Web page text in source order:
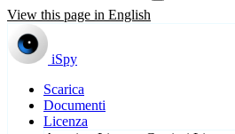
View this page in English
iSpy
Scarica
Documenti
Licenza